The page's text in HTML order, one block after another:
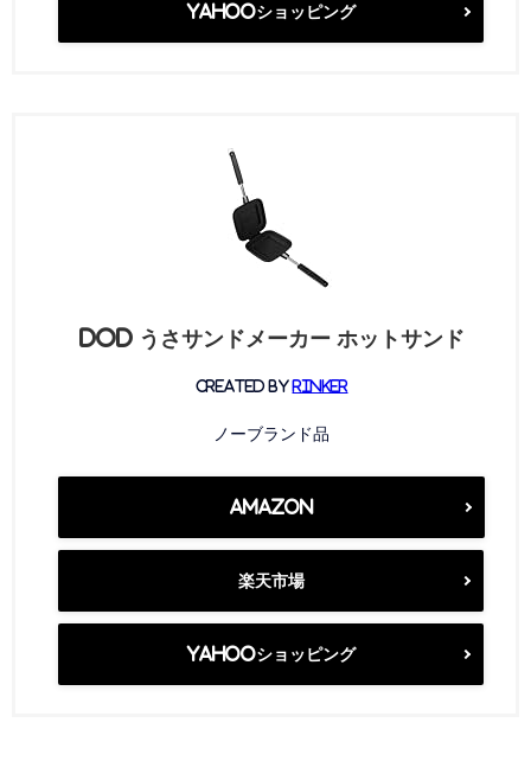
Yahooショッピング
DOD うさサンドメーカー ホットサンド
created by Rinker
ノーブランド品
Amazon
楽天市場
Yahooショッピング